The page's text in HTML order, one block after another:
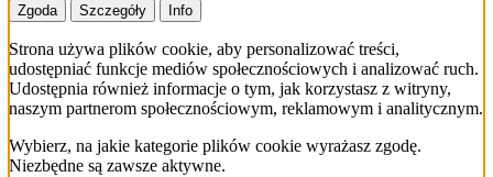
Zgoda Szczegóły Info
Strona używa plików cookie, aby personalizować treści,
udostępniać funkcje mediów społecznościowych i analizować ruch.
Udostępnia również informacje o tym, jak korzystasz z witryny,
naszym partnerom społecznościowym, reklamowym i analitycznym.
Wybierz, na jakie kategorie plików cookie wyrażasz zgodę.
Niezbędne są zawsze aktywne.